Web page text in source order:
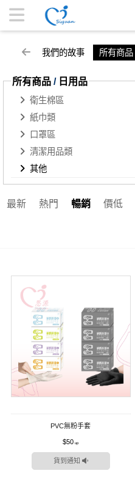
其他 | SY思源醫材
我們的故事 所有商品
所有商品 / 日用品
衛生棉區
紙巾類
口罩區
清潔用品類
其他
最新 熱門 暢銷 價低
PVC無粉手套
$50
貨到通知